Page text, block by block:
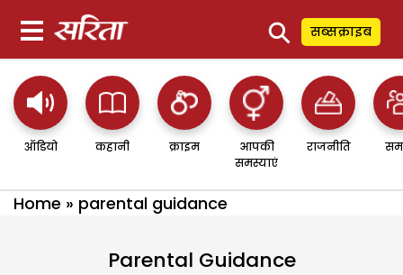
⚲ सब्सक्राइब
ऑडियो कहानी क्राइम
आपकी
समस्याएं
राजनीति
Home » parental guidance
Parental Guidance